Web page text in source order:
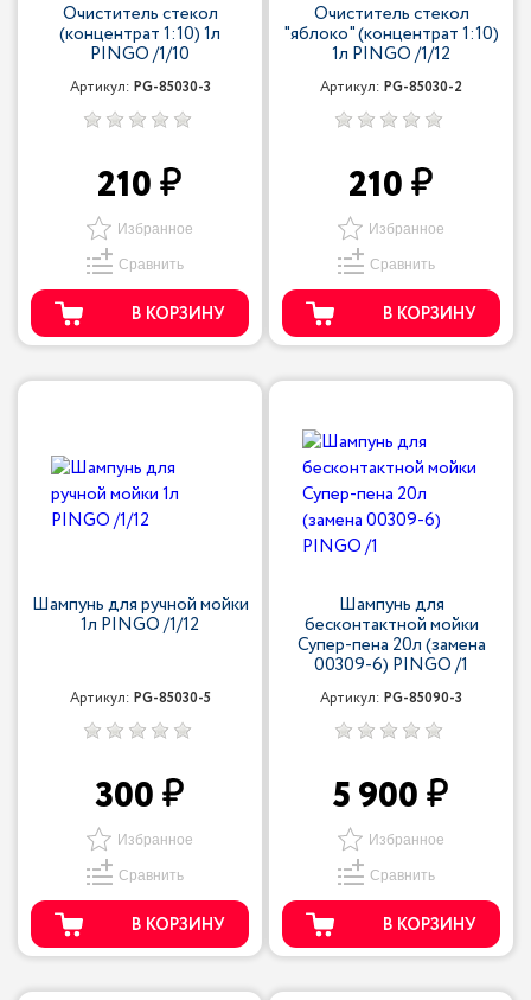
Очиститель стекол
(концентрат 1:10) 1л
PINGO /1/10
Артикул: PG-85030-3
210
Избранное
Сравнить
В КОРЗИНУ
Очиститель стекол
"яблоко" (концентрат 1:10)
1л PINGO /1/12
Артикул: PG-85030-2
210
Избранное
Сравнить
В КОРЗИНУ
Шампунь для ручной мойки
1л PINGO /1/12
Артикул: PG-85030-5
300
Избранное
Сравнить
В КОРЗИНУ
Шампунь для
бесконтактной мойки
Супер-пена 20л (замена
00309-6) PINGO /1
Артикул: PG-85090-3
5 900
Избранное
Сравнить
В КОРЗИНУ